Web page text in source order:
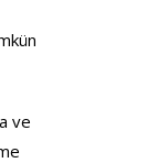
ve